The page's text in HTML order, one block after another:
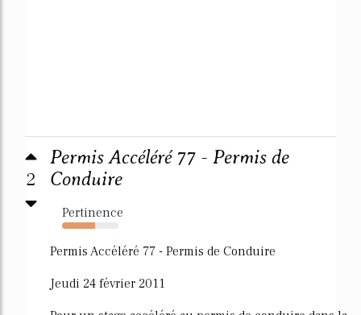
2
Permis Accéléré 77 - Permis de
Conduire
Pertinence
59%
Permis Accéléré 77 - Permis de Conduire
Jeudi 24 février 2011